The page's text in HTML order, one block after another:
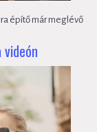
építő már meglévő